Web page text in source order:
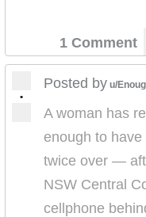
1 Comment
•
Posted by u/
A woman has
enough to
twice over —
NSW Central
cellphone